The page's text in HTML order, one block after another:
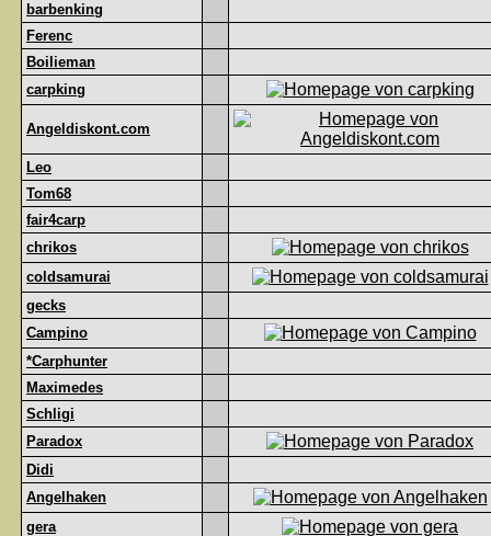
barbenking
Ferenc
Boilieman
carpking
Angeldiskont.com
Leo
Tom68
fair4carp
chrikos
coldsamurai
gecks
Campino
*Carphunter
Maximedes
Schligi
Paradox
Didi
Angelhaken
gera